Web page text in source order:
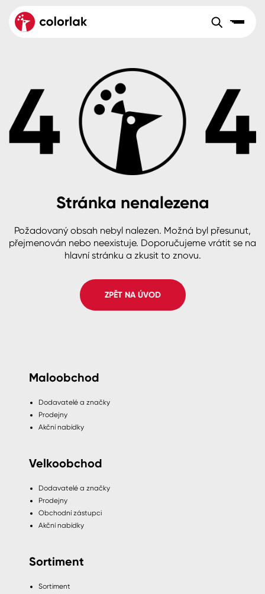
Velkoobchod Sortiment
Aktuality
Reference
O společnosti
B2B +420 800 145 555Po – Pá: 8:00–15:00
Česko
Slovensko Polsko Worldwide
Dřevo
Beton, asfalt, minerální podklady
Plast, sklo, keramika
Stěny
Fasády
Spreje
Colorlak Dekor
Colorlak Profi
Colorlak Pta
Stránka nenalezena
Požadovaný obsah nebyl nalezen. Možná byl přesunut,
přejmenován nebo neexistuje. Doporučujeme vrátit se na
hlavní stránku a zkusit to znovu.
ZPĚT NA ÚVOD
Maloobchod
Dodavatelé a značky
Prodejny
Akční nabídky
Velkoobchod
Dodavatelé a značky
Prodejny
Obchodní zástupci
Akční nabídky
Sortiment
Sortiment